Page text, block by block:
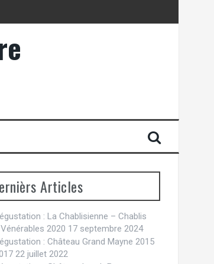
Articles
: La Chablisienne – Chablis
2020 17 septembre 2024
: Château Grand Mayne 2015
22 juillet 2022